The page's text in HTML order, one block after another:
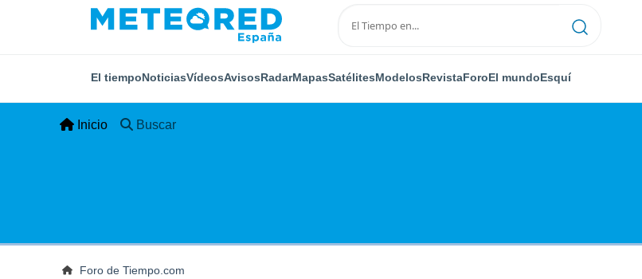
El tiempoNoticiasVídeosAvisosRadarMapasSatélitesModelosRevistaForoEl mundoEsquí
Inicio Buscar
Foro de Tiempo.com